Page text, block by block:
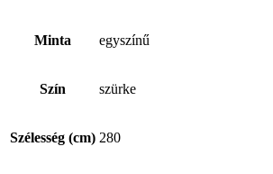
Minta egyszínű
Szín szürke
Szélesség (cm) 280